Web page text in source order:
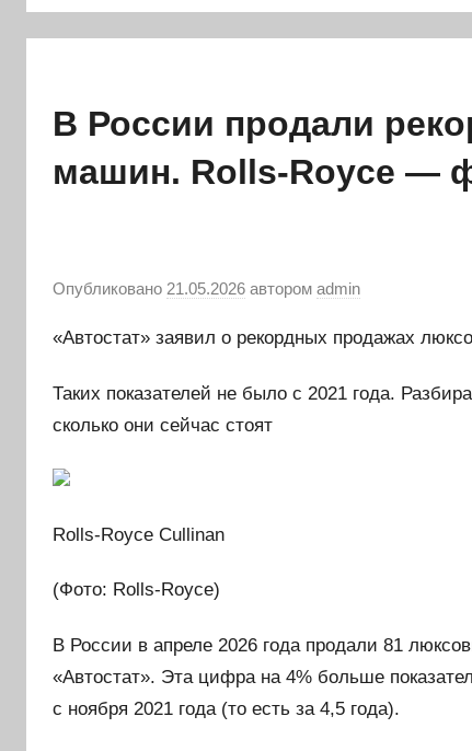
В России продали
машин. Rolls-Roycе —
Опубликовано 21.05.2026 автором admin
«Автостат» заявил о рекордных продажах
Таких показателей не было с 2021 года.
сколько они сейчас стоят
Rolls-Royce Cullinan
(Фото: Rolls-Royce)
В России в апреле 2026 года продали 81
«Автостат». Эта цифра на 4% больше
с ноября 2021 года (то есть за 4,5 года).